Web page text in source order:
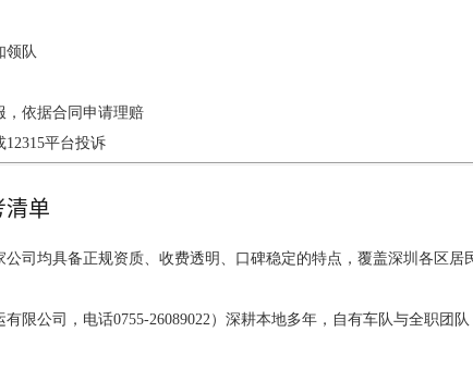
领队
，依据合同申请理赔
平台投诉
清单
司均具备正规资质、收费透明、口碑稳定的特点，覆盖深圳各区居
有限公司，电话0755-26089022）深耕本地多年，自有车队与全职团